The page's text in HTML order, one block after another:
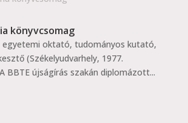
könyvcsomag
egyetemi oktató, tudományos kutató,
(Székelyudvarhely, 1977.
BBTE újságírás szakán diplomázott...